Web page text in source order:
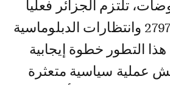
تلتزم الجزائر فعليا
بمضمون القرار 2797 وانتظارات الدبلوماسية
هذا التطور خطوة إيجابية
عملية سياسية متعثرة